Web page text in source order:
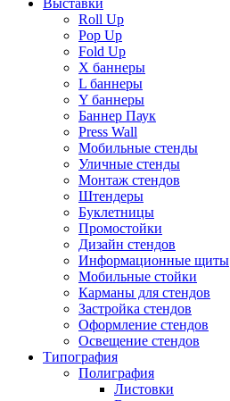
Выставки
Roll Up
Pop Up
Fold Up
Х баннеры
L баннеры
Y баннеры
Баннер Паук
Press Wall
Мобильные стенды
Уличные стенды
Монтаж стендов
Штендеры
Буклетницы
Промостойки
Дизайн стендов
Информационные щиты
Мобильные стойки
Карманы для стендов
Застройка стендов
Оформление стендов
Освещение стендов
Типография
Полиграфия
Листовки